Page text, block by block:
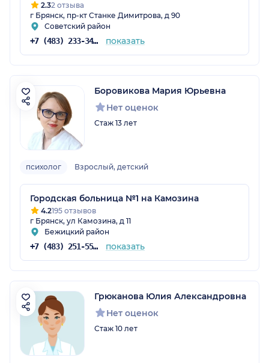
2.32 отзыва
г Брянск, пр-кт Станке Димитрова, д 90
Советский район
+7 (483) 233-34-56 показать
Боровикова Мария Юрьевна
Нет оценок
Стаж 13 лет
психолог Взрослый, детский
Городская больница №1 на Камозина
4.2195 отзывов
г Брянск, ул Камозина, д 11
Бежицкий район
+7 (483) 251-55-65 показать
Грюканова Юлия Александровна
Нет оценок
Стаж 10 лет